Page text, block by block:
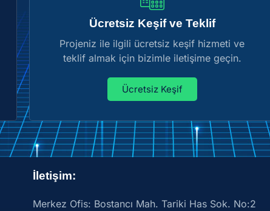
Ücretsiz Keşif ve Teklif
Projeniz ile ilgili ücretsiz keşif hizmeti ve
teklif almak için bizimle iletişime geçin.
Ücretsiz Keşif
İletişim:
Merkez Ofis: Bostancı Mah. Tariki Has Sok. No:2